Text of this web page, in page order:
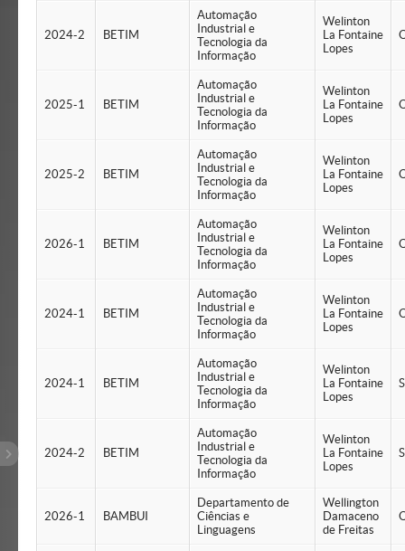
2024-2 BETIM
Automação
Industrial e
Tecnologia da
Informação
Welinton
La Fontaine
Lopes
2025-1 BETIM
Automação
Industrial e
Tecnologia da
Informação
Welinton
La Fontaine
Lopes
2025-2 BETIM
Automação
Industrial e
Tecnologia da
Informação
Welinton
La Fontaine
Lopes
2026-1 BETIM
Automação
Industrial e
Tecnologia da
Informação
Welinton
La Fontaine
Lopes
2024-1 BETIM
Automação
Industrial e
Tecnologia da
Informação
Welinton
La Fontaine
Lopes
2024-1 BETIM
Automação
Industrial e
Tecnologia da
Informação
Welinton
La Fontaine
Lopes
2024-2 BETIM
Automação
Industrial e
Tecnologia da
Informação
Welinton
La Fontaine
Lopes
2026-1 BAMBUI
Departamento de
Ciências e
Linguagens
Wellington
Damaceno
de Freitas